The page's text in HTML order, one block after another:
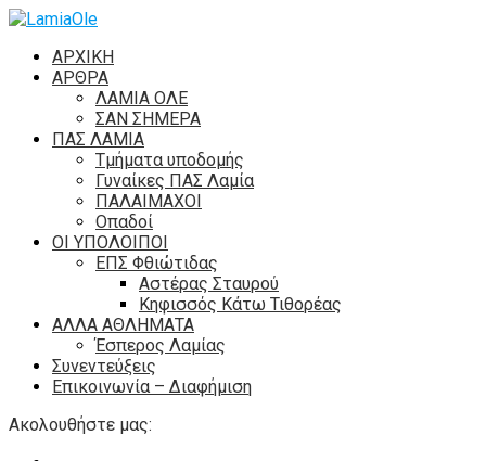
ΑΡΧΙΚΗ
ΑΡΘΡΑ
ΛΑΜΙΑ ΟΛΕ
ΣΑΝ ΣΗΜΕΡΑ
ΠΑΣ ΛΑΜΙΑ
Τμήματα υποδομής
Γυναίκες ΠΑΣ Λαμία
ΠΑΛΑΙΜΑΧΟΙ
Οπαδοί
ΟΙ ΥΠΟΛΟΙΠΟΙ
ΕΠΣ Φθιώτιδας
Αστέρας Σταυρού
Κηφισσός Κάτω Τιθορέας
ΑΛΛΑ ΑΘΛΗΜΑΤΑ
Έσπερος Λαμίας
Συνεντεύξεις
Επικοινωνία – Διαφήμιση
Ακολουθήστε μας: